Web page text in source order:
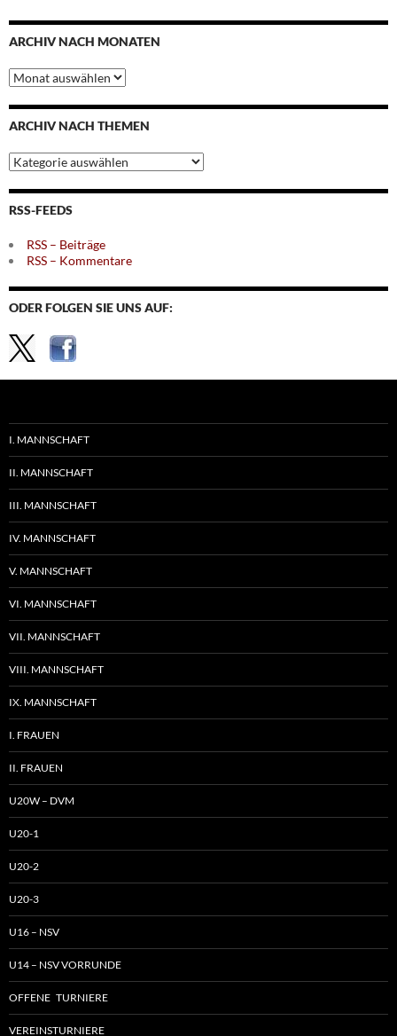
ARCHIV NACH MONATEN
Archiv
nach
Monaten
ARCHIV NACH THEMEN
Archiv
nach
Themen
RSS-FEEDS
RSS – Beiträge
RSS – Kommentare
ODER FOLGEN SIE UNS AUF:
I. MANNSCHAFT
II. MANNSCHAFT
III. MANNSCHAFT
IV. MANNSCHAFT
V. MANNSCHAFT
VI. MANNSCHAFT
VII. MANNSCHAFT
VIII. MANNSCHAFT
IX. MANNSCHAFT
I. FRAUEN
II. FRAUEN
U20W – DVM
U20-1
U20-2
U20-3
U16 – NSV
U14 – NSV VORRUNDE
OFFENE TURNIERE
VEREINSTURNIERE